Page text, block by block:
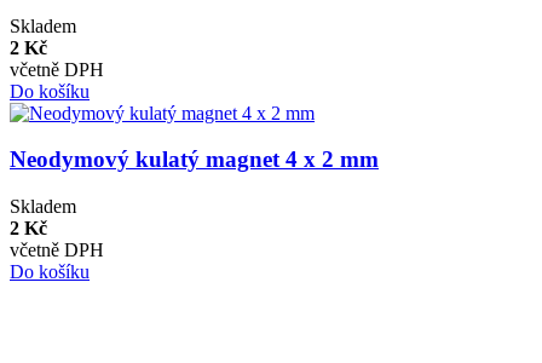
Skladem
2 Kč
včetně DPH
Do košíku
Neodymový kulatý magnet 4 x 2 mm
Skladem
2 Kč
včetně DPH
Do košíku